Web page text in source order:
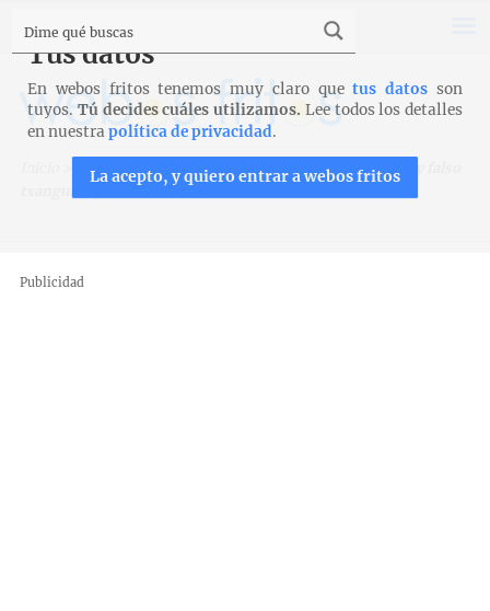
Recetas para Thermomix >
Croquetas de gambas y falso
txangurro para Thermomix
Publicidad
Tus datos
En webos fritos tenemos muy claro quetus datos son
tuyos. Tú decides cuáles utilizamos. Lee todos los detalles
en nuestrapolítica de privacidad.
La acepto, y quiero entrar a webos fritos